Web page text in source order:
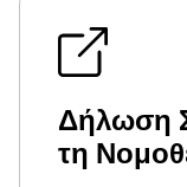
Δήλωση
τη